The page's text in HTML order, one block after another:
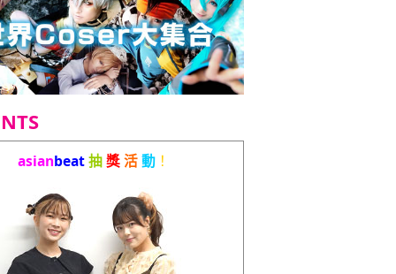
asianbeat抽獎活動 ！